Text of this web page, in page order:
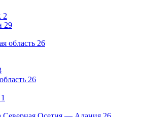
2
29
область 26
26
1